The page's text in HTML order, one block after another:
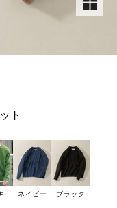
ト
ネイビー ブラック